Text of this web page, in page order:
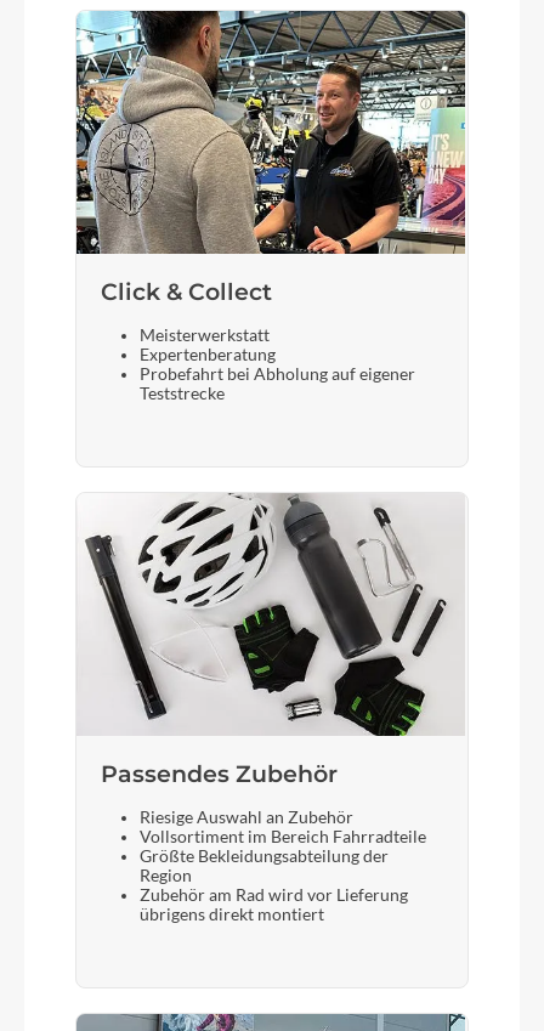
Axa Echo 15 Lux LED Scheinwerfer
Umwerfer
Shimano FD TY710 Tourney
Laufradgröße
Gepäckträger
Alu 3-Bein SWCA337 mit
Schalthebel
Shimano STEF500 , 3x8 schwarz
Bremshebel
Shimano ST-EF500
Steuersatz
Kappe,schwarz
Sattel
Selle Royal 8020, Rio Plus, schwarz
Suntour Federgabel CR7V,schwarz matt oder
weiss
Click & Collect
Meisterwerkstatt
Expertenberatung
Probefahrt bei Abholung auf eigener
Teststrecke
Passendes Zubehör
Riesige Auswahl an Zubehör
Vollsortiment im Bereich Fahrradteile
Größte Bekleidungsabteilung der
Region
Zubehör am Rad wird vor Lieferung
übrigens direkt montiert